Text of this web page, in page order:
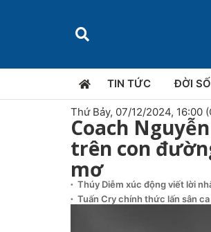
TIN TỨC ĐỜI
Thứ Bảy, 07/12/2024, 16:00
Coach
trên con
mơ
Thúy Diễm xúc động viết lời
Tuấn Cry chính thức lấn sân